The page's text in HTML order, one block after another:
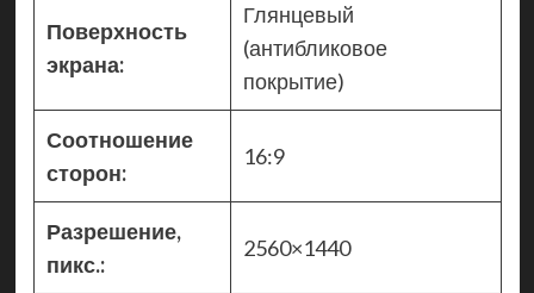
Поверхность
экрана:
Глянцевый
(антибликовое
покрытие)
Соотношение
сторон:
16:9
Разрешение,
пикс.:
2560×1440